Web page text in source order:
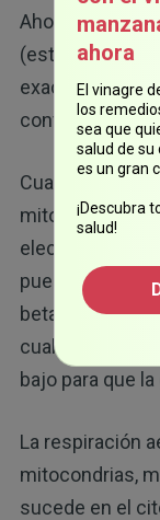
Ahora, si su
(esta solo es
exactitud su
convertirá en
Cuando se
mitocondrias y
electrones. Los
pueden
beta-oxidación,
cual su
bajo para que
La respiración
mitocondrias,
sucede en el
ahora
El vinagre
los
sea que
salud de su
es un gran
¡Descubra
salud!